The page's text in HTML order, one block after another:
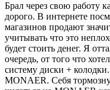
Брал через свою работу
дорого. В интернете
магазинов продают
учитывать что это
будет стоить денег. Я
очередь, от того что
систему диски +
MONAER. Себя